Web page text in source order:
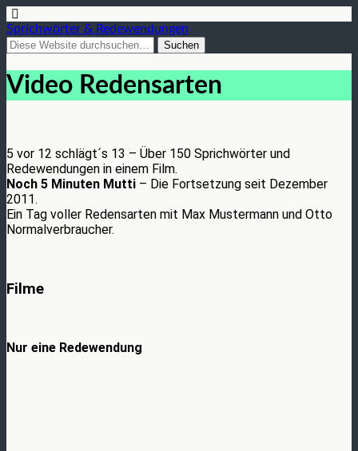
Sprichwörter & Redewendungen
Video Redensarten
5 vor 12 schlägt´s 13 – Über 150 Sprichwörter und
Redewendungen in einem Film.
Noch 5 Minuten Mutti – Die Fortsetzung seit Dezember
2011.
Ein Tag voller Redensarten mit Max Mustermann und Otto
Normalverbraucher.
Filme
Nur eine Redewendung